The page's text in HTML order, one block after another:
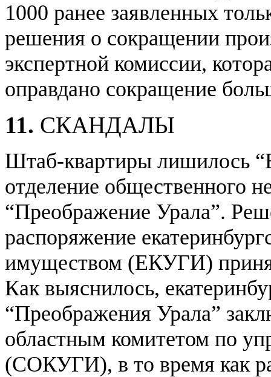
1000 ранее заявленных
решения о сокращении
экспертной комиссии,
оправдано сокращение
11. СКАНДАЛЫ
Штаб-квартиры лишилось
отделение общественного
“Преображение Урала”.
распоряжение
имуществом (ЕКУГИ)
Как выяснилось,
“Преображения Урала”
областным комитетом по
(СОКУГИ), в то время как